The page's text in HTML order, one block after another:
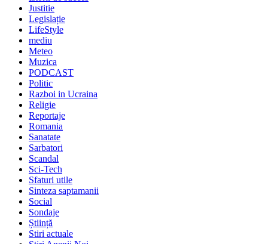
Justitie
Legislație
LifeStyle
mediu
Meteo
Muzica
PODCAST
Politic
Razboi in Ucraina
Religie
Reportaje
Romania
Sanatate
Sarbatori
Scandal
Sci-Tech
Sfaturi utile
Sinteza saptamanii
Social
Sondaje
Știință
Stiri actuale